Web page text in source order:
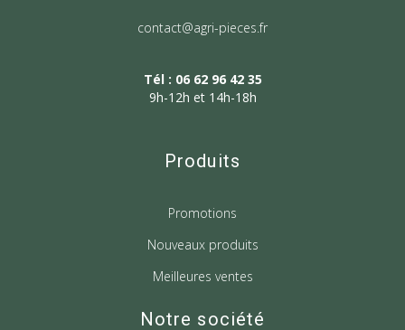
contact@agri-pieces.fr
Tél : 06 62 96 42 35
9h-12h et 14h-18h
Produits
Promotions
Nouveaux produits
Meilleures ventes
Notre société